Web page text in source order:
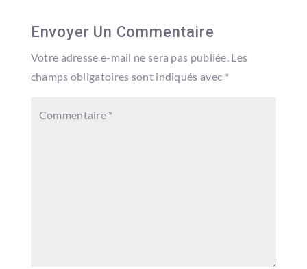
Envoyer Un Commentaire
Votre adresse e-mail ne sera pas publiée. Les
champs obligatoires sont indiqués avec *